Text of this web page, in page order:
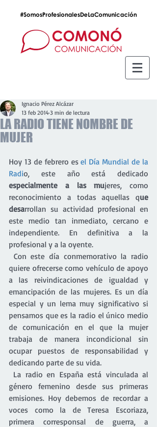
#SomosProfesionalesDeLaComunicación
LA RADIO TIENE NOMBRE DE
MUJER
Ignacio Pérez Alcázar
13 feb 2014 3 min de lectura
Hoy 13 de febrero es el Día Mundial de la
Radio, este año está dedicado
especialmente a las mujeres, como
reconocimiento a todas aquellas que
desarrollan su actividad profesional en
este medio tan inmediato, cercano e
independiente. En definitiva a la
profesional y a la oyente.
Con este día conmemorativo la radio
quiere ofrecerse como vehículo de apoyo
a las reivindicaciones de igualdad y
emancipación de las mujeres. Es un día
especial y un lema muy significativo si
pensamos que es la radio el único medio
de comunicación en el que la mujer
trabaja de manera incondicional sin
ocupar puestos de responsabilidad y
dedicando parte de su vida.
La radio en España está vinculada al
género femenino desde sus primeras
emisiones. Hoy debemos de recordar a
voces como la de Teresa Escoriaza,
primera corresponsal de guerra, a